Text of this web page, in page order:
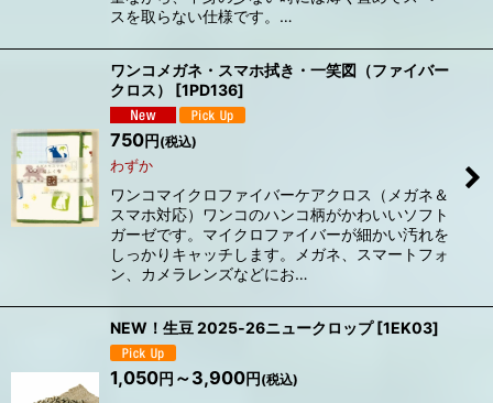
スを取らない仕様です。…
ワンコメガネ・スマホ拭き・一笑図（ファイバー
クロス）
[1PD136]
750円 (税込)
わずか
ワンコマイクロファイバーケアクロス（メガネ＆
スマホ対応）ワンコのハンコ柄がかわいいソフト
ガーゼです。マイクロファイバーが細かい汚れを
しっかりキャッチします。メガネ、スマートフォ
ン、カメラレンズなどにお…
NEW！生豆 2025‐26ニュークロップ [1EK03]
1,050円 ～3,900円 (税込)